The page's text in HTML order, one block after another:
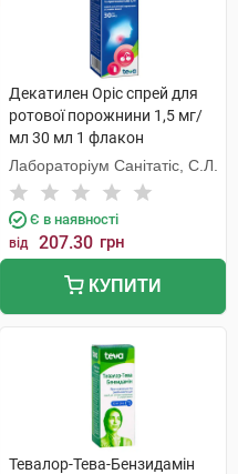
Декатилен Оріс спрей для
ротової порожнини 1,5 мг/
мл 30 мл 1 флакон
Лабораторіум Санітатіс, С.Л.
Є в наявності
від 207.30 грн
КУПИТИ
Тевалор-Тева-Бензидамін